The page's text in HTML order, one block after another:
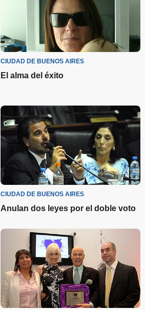
CIUDAD DE BUENOS AIRES
El alma del éxito
CIUDAD DE BUENOS AIRES
Anulan dos leyes por el doble voto